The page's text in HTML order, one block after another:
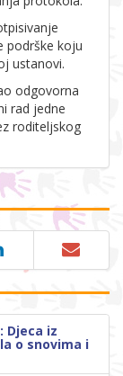
podrške koju
ustanovi.
odgovorna
rad jedne
roditeljskog
Djeca iz
o snovima i